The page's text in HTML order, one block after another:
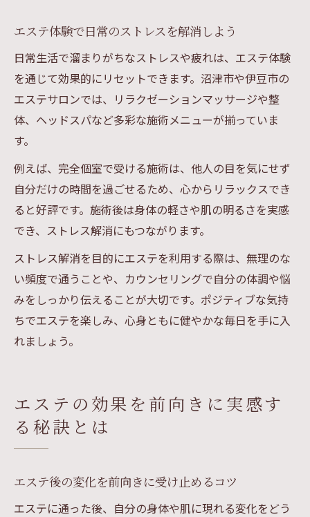
エステ体験で日常のストレスを解消しよう
日常生活で溜まりがちなストレスや疲れは、エステ体験
を通じて効果的にリセットできます。沼津市や伊豆市の
エステサロンでは、リラクゼーションマッサージや整
体、ヘッドスパなど多彩な施術メニューが揃っていま
す。
例えば、完全個室で受ける施術は、他人の目を気にせず
自分だけの時間を過ごせるため、心からリラックスでき
ると好評です。施術後は身体の軽さや肌の明るさを実感
でき、ストレス解消にもつながります。
ストレス解消を目的にエステを利用する際は、無理のな
い頻度で通うことや、カウンセリングで自分の体調や悩
みをしっかり伝えることが大切です。ポジティブな気持
ちでエステを楽しみ、心身ともに健やかな毎日を手に入
れましょう。
エステの効果を前向きに実感す
る秘訣とは
エステ後の変化を前向きに受け止めるコツ
エステに通った後、自分の身体や肌に現れる変化をどう